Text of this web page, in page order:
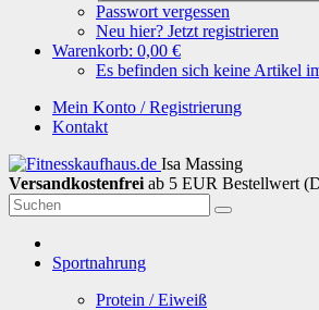
Passwort vergessen
Neu hier? Jetzt registrieren
Warenkorb: 0,00 €
Es befinden sich keine Artikel
Mein Konto / Registrierung
Kontakt
Isa Massing
Versandkostenfrei ab 5 EUR Bestellwert
Sportnahrung
Protein / Eiweiß